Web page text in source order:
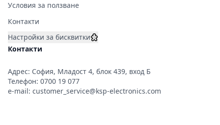
Условия за ползване
Контакти
Настройки за бисквитки
Контакти
Адрес: София, Младост 4, блок 439, вход Б
Телефон: 0700 19 077
e-mail: customer_service@ksp-electronics.com